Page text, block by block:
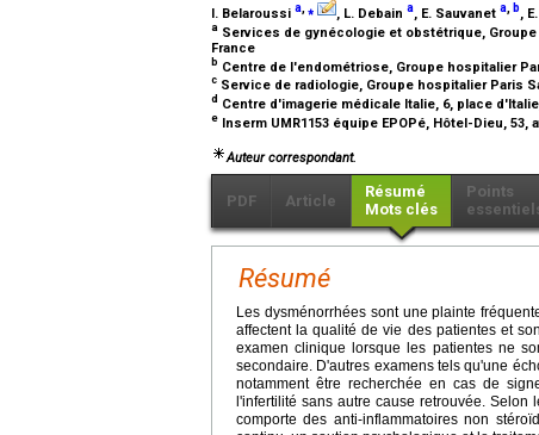
I. Belaroussi a,⁎ , L. Debain a, E. Sauvanet a, b,
a Services de gynécologie et obstétrique,
France
b Centre de l'endométriose, Groupe hospitalier
c Service de radiologie, Groupe hospitalier Paris
d Centre d'imagerie médicale Italie, 6, place
e Inserm UMR1153 équipe EPOPé, Hôtel-Dieu,
Auteur correspondant.
PDF Article
Résumé
Mots clés
Points
Résumé
Les dysménorrhées sont une plainte
affectent la qualité de vie des patientes et
examen clinique lorsque les patientes ne
secondaire. D'autres examens tels qu'une
notamment être recherchée en cas de
l'infertilité sans autre cause retrouvée. Selon
comporte des anti-inflammatoires non